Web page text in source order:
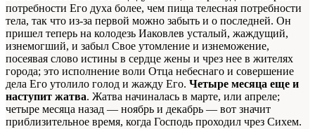
потребности Его духа более, чем пища телесная потребности
тела, так что из-за первой можно забыть и о последней. Он
пришел теперь на колодезь Иаковлев усталый, жаждущий,
изнемогший, и забыл Свое утомление и изнеможение,
посеявая слово истины в сердце жены и чрез нее в жителях
города; это исполнение воли Отца небеснаго и совершение
дела Его утолило голод и жажду Его. Четыре месяца еще и
наступит жатва. Жатва начиналась в марте, или апреле;
четыре месяца назад — ноябрь и декабрь — вот значит
приблизительное время, когда Господь проходил чрез Сихем.